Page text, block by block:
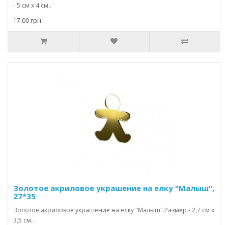
- 5 см х 4 см..
17.00 грн.
Золотое акриловое украшение на елку "Малыш",
27*35
Золотое акриловое украшение на елку "Малыш".Размер - 2,7 см х
3,5 см..